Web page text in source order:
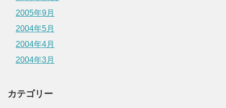
2005年9月
2004年5月
2004年4月
2004年3月
カテゴリー